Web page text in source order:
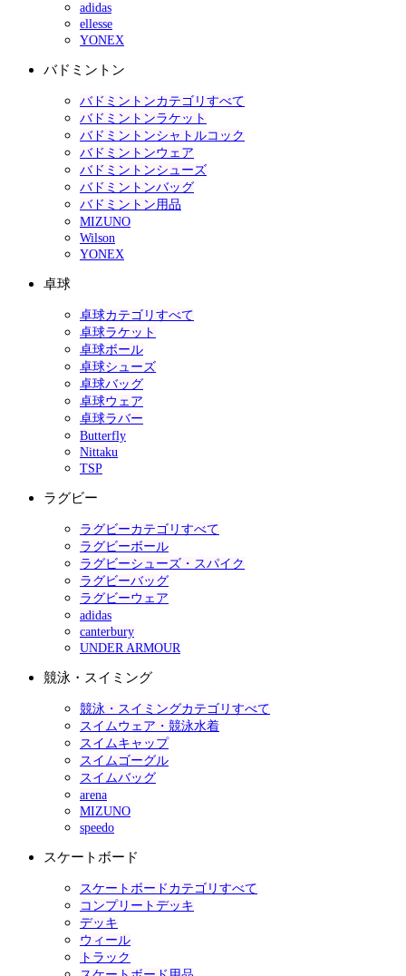
adidas
ellesse
YONEX
バドミントン
バドミントンカテゴリすべて
バドミントンラケット
バドミントンシャトルコック
バドミントンウェア
バドミントンシューズ
バドミントンバッグ
バドミントン用品
MIZUNO
Wilson
YONEX
卓球
卓球カテゴリすべて
卓球ラケット
卓球ボール
卓球シューズ
卓球バッグ
卓球ウェア
卓球ラバー
Butterfly
Nittaku
TSP
ラグビー
ラグビーカテゴリすべて
ラグビーボール
ラグビーシューズ・スパイク
ラグビーバッグ
ラグビーウェア
adidas
canterbury
UNDER ARMOUR
競泳・スイミング
競泳・スイミングカテゴリすべて
スイムウェア・競泳水着
スイムキャップ
スイムゴーグル
スイムバッグ
arena
MIZUNO
speedo
スケートボード
スケートボードカテゴリすべて
コンプリートデッキ
デッキ
ウィール
トラック